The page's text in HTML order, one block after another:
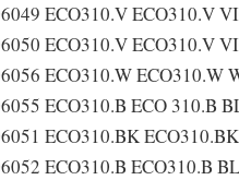
ECO310.V ECO310.V
ECO310.V ECO310.V
ECO310.W ECO310.W
ECO310.B ECO 310.B
ECO310.BK
ECO310.B ECO310.B